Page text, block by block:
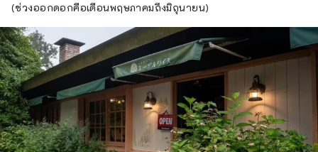
(ช่วงออกดอกคือเดือนพฤษภาคมถึงมิถุนายน)